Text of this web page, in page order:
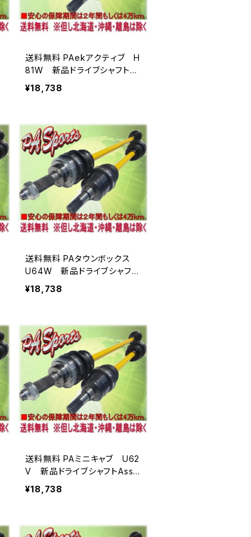
送料無料 PAekアクティブ H
81W 新品ドライブシャフトAs
sy
¥18,738
送料無料 PAタウンボックス
U64W 新品ドライブシャフト
Assy
¥18,738
送料無料 PAミニキャブ U62
V 新品ドライブシャフトAssy
返却不要
¥18,738